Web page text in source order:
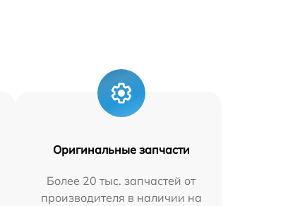
Оригинальные запчасти
Более 20 тыс. запчастей от
производителя в наличии на